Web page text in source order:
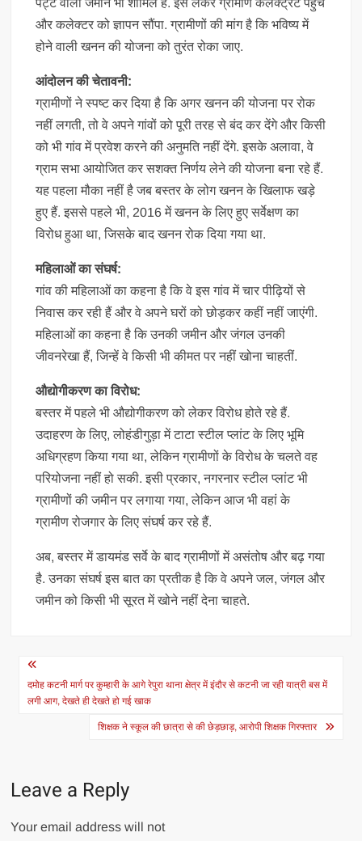
पट्टे वाली जमीन भी शामिल है. इसे लेकर ग्रामीण कलेक्ट्रेट पहुंचे
और कलेक्टर को ज्ञापन सौंपा. ग्रामीणों की मांग है कि भविष्य में
होने वाली खनन की योजना को तुरंत रोका जाए.
आंदोलन की चेतावनी:
ग्रामीणों ने स्पष्ट कर दिया है कि अगर खनन की योजना पर रोक
नहीं लगती, तो वे अपने गांवों को पूरी तरह से बंद कर देंगे और किसी
को भी गांव में प्रवेश करने की अनुमति नहीं देंगे. इसके अलावा, वे
ग्राम सभा आयोजित कर सशक्त निर्णय लेने की योजना बना रहे हैं.
यह पहला मौका नहीं है जब बस्तर के लोग खनन के खिलाफ खड़े
हुए हैं. इससे पहले भी, 2016 में खनन के लिए हुए सर्वेक्षण का
विरोध हुआ था, जिसके बाद खनन रोक दिया गया था.
महिलाओं का संघर्ष:
गांव की महिलाओं का कहना है कि वे इस गांव में चार पीढ़ियों से
निवास कर रही हैं और वे अपने घरों को छोड़कर कहीं नहीं जाएंगी.
महिलाओं का कहना है कि उनकी जमीन और जंगल उनकी
जीवनरेखा हैं, जिन्हें वे किसी भी कीमत पर नहीं खोना चाहतीं.
औद्योगीकरण का विरोध:
बस्तर में पहले भी औद्योगीकरण को लेकर विरोध होते रहे हैं.
उदाहरण के लिए, लोहंडीगुड़ा में टाटा स्टील प्लांट के लिए भूमि
अधिग्रहण किया गया था, लेकिन ग्रामीणों के विरोध के चलते वह
परियोजना नहीं हो सकी. इसी प्रकार, नगरनार स्टील प्लांट भी
ग्रामीणों की जमीन पर लगाया गया, लेकिन आज भी वहां के
ग्रामीण रोजगार के लिए संघर्ष कर रहे हैं.
अब, बस्तर में डायमंड सर्वे के बाद ग्रामीणों में असंतोष और बढ़ गया
है. उनका संघर्ष इस बात का प्रतीक है कि वे अपने जल, जंगल और
जमीन को किसी भी सूरत में खोने नहीं देना चाहते.
Post
navigation
दमोह कटनी मार्ग पर कुम्हारी के आगे रेपुरा थाना क्षेत्र में इंदौर से कटनी जा रही यात्री बस में
लगी आग, देखते ही देखते हो गई खाक
शिक्षक ने स्कूल की छात्रा से की छेड़छाड़, आरोपी शिक्षक गिरफ्तार
Leave a Reply
Your email address will not